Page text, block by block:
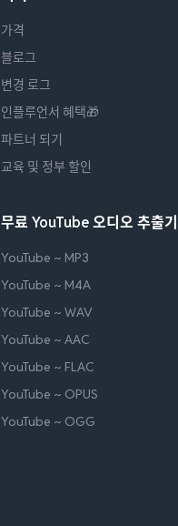
가격
블로그
변경 로그
인플루언서 혜택🎁
파트너 되기
교육 및 정부 할인
무료 YouTube 오디오 추출기
YouTube ~ MP3
YouTube ~ M4A
YouTube ~ WAV
YouTube ~ AAC
YouTube ~ FLAC
YouTube ~ OPUS
YouTube ~ OGG